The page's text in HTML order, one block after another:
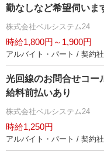
勤なしなど希望伺いま
株式会社ベルシステム24
時給1,800円～1,900円
アルバイト・パート / 契約
光回線のお問合せコー
給料前払いあり
株式会社ベルシステム24
時給1,250円
アルバイト・パート / 契約